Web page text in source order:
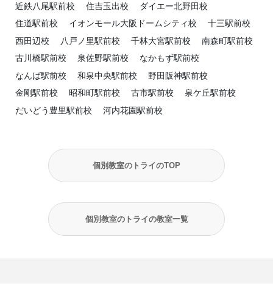
近鉄八尾駅前校
住吉玉出校
ダイエー北野田校
住道駅前校
イオンモール大阪ドームシティ校
十三駅前校
西田辺校
八戸ノ里駅前校 千林大宮駅前校
南森町駅前校
古川橋駅前校
泉佐野駅前校
なかもず駅前校
なんば駅前校
和泉中央駅前校
野田阪神駅前校
金剛駅前校
昭和町駅前校 古市駅前校
泉ケ丘駅前校
だいどう豊里駅前校
河内花園駅前校
個別教室のトライのTOP
個別教室のトライの教室一覧